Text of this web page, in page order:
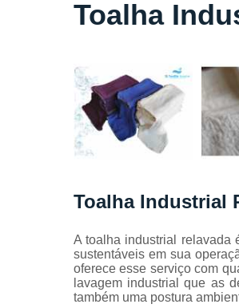
Toalha
Toalha Industrial
A toalha industrial relavada
sustentáveis em sua
oferece esse serviço com
lavagem industrial que as
também uma postura